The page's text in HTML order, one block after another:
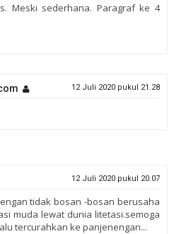
Meski sederhana. Paragraf ke 4
12 Juli 2020 pukul 21.28
12 Juli 2020 pukul 20.07
tidak bosan -bosan berusaha
muda lewat dunia litetasi.semoga
tercurahkan ke panjenengan...